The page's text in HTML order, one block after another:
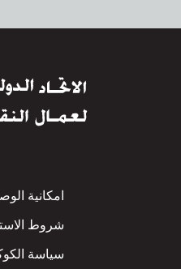
Footer
امكانية
شروط
سياسة